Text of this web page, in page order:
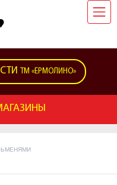
ТМ «ЕРМОЛИНО»